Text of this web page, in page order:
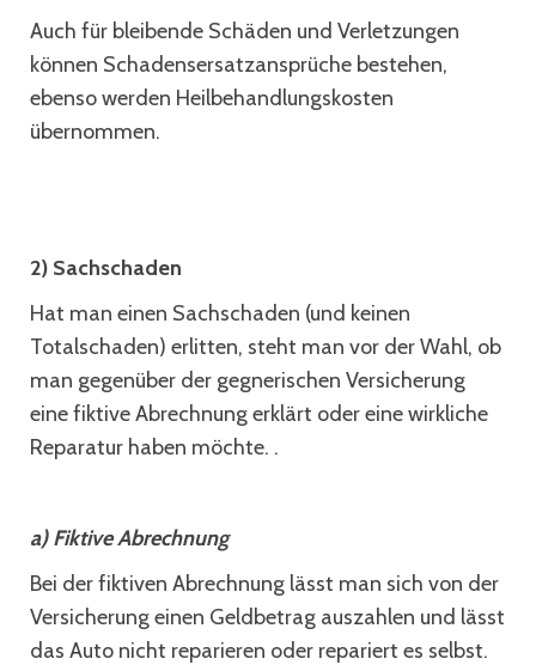
Auch für bleibende Schäden und Verletzungen
können Schadensersatzansprüche bestehen,
ebenso werden Heilbehandlungskosten
übernommen.
2) Sachschaden
Hat man einen Sachschaden (und keinen
Totalschaden) erlitten, steht man vor der Wahl, ob
man gegenüber der gegnerischen Versicherung
eine fiktive Abrechnung erklärt oder eine wirkliche
Reparatur haben möchte. .
a) Fiktive Abrechnung
Bei der fiktiven Abrechnung lässt man sich von der
Versicherung einen Geldbetrag auszahlen und lässt
das Auto nicht reparieren oder repariert es selbst.